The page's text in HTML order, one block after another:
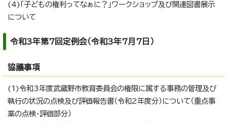
(4)「子どもの権利ってなぁに？」ワークショップ及び関連図書展示
について
令和3年第7回定例会（令和3年7月7日）
協議事項
(1)令和3年度武蔵野市教育委員会の権限に属する事務の管理及び
執行の状況の点検及び評価報告書（令和2年度分）について（重点事
業の点検・評価部分）